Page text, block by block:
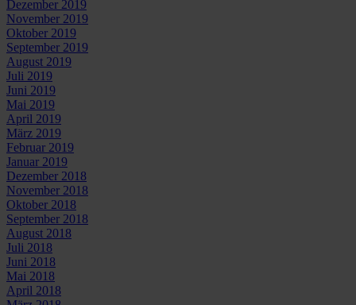
Dezember 2019
November 2019
Oktober 2019
September 2019
August 2019
Juli 2019
Juni 2019
Mai 2019
April 2019
März 2019
Februar 2019
Januar 2019
Dezember 2018
November 2018
Oktober 2018
September 2018
August 2018
Juli 2018
Juni 2018
Mai 2018
April 2018